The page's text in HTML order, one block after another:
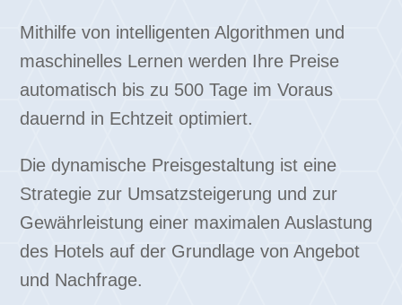
Mithilfe von intelligenten Algorithmen und
maschinelles Lernen werden Ihre Preise
automatisch bis zu 500 Tage im Voraus
dauernd in Echtzeit optimiert.
Die dynamische Preisgestaltung ist eine
Strategie zur Umsatzsteigerung und zur
Gewährleistung einer maximalen Auslastung
des Hotels auf der Grundlage von Angebot
und Nachfrage.